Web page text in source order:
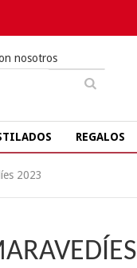
nosotros
REGALOS
2023